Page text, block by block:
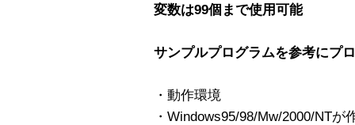
変数は99個まで使用可能
サンプルプログラムを参考にプ
・動作環境
・Windows95/98/Mw/2000/NT